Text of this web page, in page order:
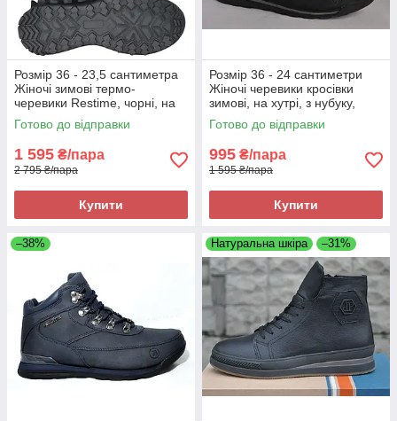
Розмір 36 - 23,5 сантиметра
Жіночі зимові термо-
черевики Restime, чорні, на
підошві з піни, легкі та зручні
Готово до відправки
1 595 ₴/пара
2 795 ₴/пара
Купити
Розмір 36 - 24 сантиметри
Жіночі черевики кросівки
зимові, на хутрі, з нубуку,
чорні Restime 18530
Готово до відправки
995 ₴/пара
1 595 ₴/пара
Купити
–38% Натуральна шкіра –31%